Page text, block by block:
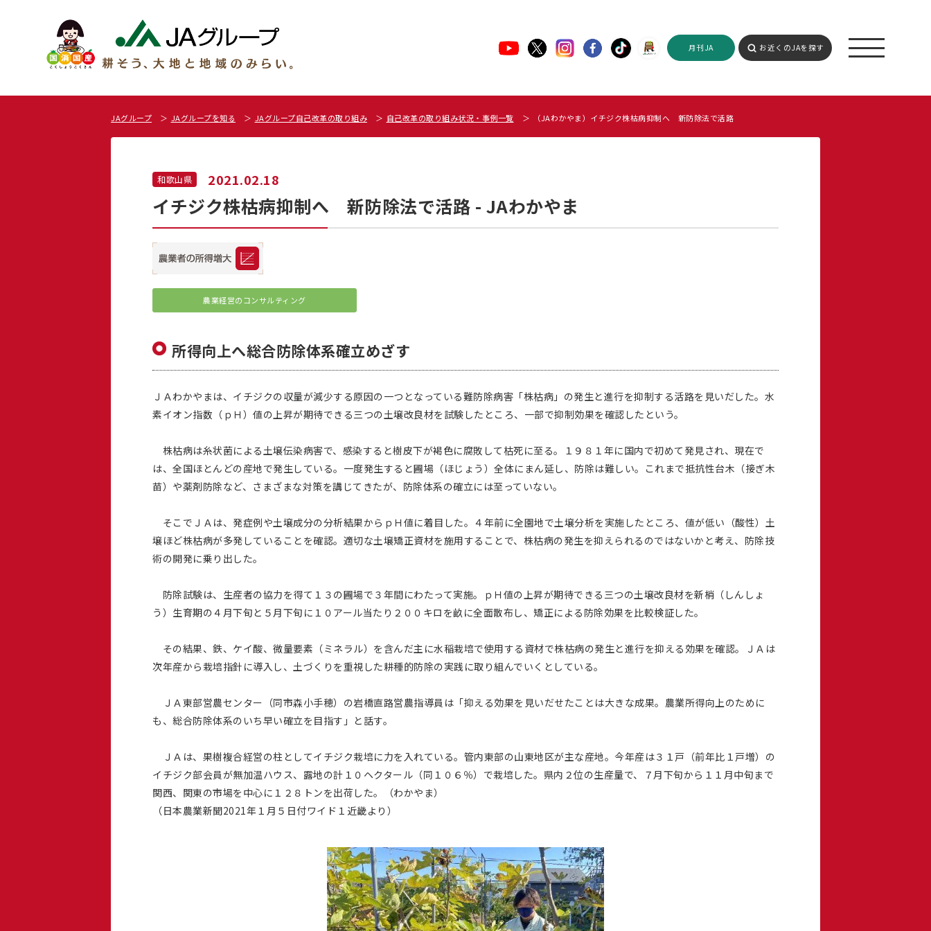
月刊JA お近くのJAを探す
JAグループ JAグループを知る JAグループ自己改革の取り組み 自己改革の取り組み状況・事例一覧 （JAわかやま）イチジク株枯病抑制へ 新防除法で活路
和歌山県 2021.02.18
イチジク株枯病抑制へ 新防除法で活路 - JAわかやま
農業経営のコンサルティング
所得向上へ総合防除体系確立めざす
ＪＡわかやまは、イチジクの収量が減少する原因の一つとなっている難防除病害「株枯病」の発生と進行を抑制する活路を見いだした。水
素イオン指数（ｐＨ）値の上昇が期待できる三つの土壌改良材を試験したところ、一部で抑制効果を確認したという。
株枯病は糸状菌による土壌伝染病害で、感染すると樹皮下が褐色に腐敗して枯死に至る。１９８１年に国内で初めて発見され、現在で
は、全国ほとんどの産地で発生している。一度発生すると圃場（ほじょう）全体にまん延し、防除は難しい。これまで抵抗性台木（接ぎ木
苗）や薬剤防除など、さまざまな対策を講じてきたが、防除体系の確立には至っていない。
そこでＪＡは、発症例や土壌成分の分析結果からｐＨ値に着目した。４年前に全園地で土壌分析を実施したところ、値が低い（酸性）土
壌ほど株枯病が多発していることを確認。適切な土壌矯正資材を施用することで、株枯病の発生を抑えられるのではないかと考え、防除技
術の開発に乗り出した。
防除試験は、生産者の協力を得て１３の圃場で３年間にわたって実施。ｐＨ値の上昇が期待できる三つの土壌改良材を新梢（しんしょ
う）生育期の４月下旬と５月下旬に１０アール当たり２００キロを畝に全面散布し、矯正による防除効果を比較検証した。
その結果、鉄、ケイ酸、微量要素（ミネラル）を含んだ主に水稲栽培で使用する資材で株枯病の発生と進行を抑える効果を確認。ＪＡは
次年産から栽培指針に導入し、土づくりを重視した耕種的防除の実践に取り組んでいくとしている。
ＪＡ東部営農センター（同市森小手穂）の岩橋直路営農指導員は「抑える効果を見いだせたことは大きな成果。農業所得向上のために
も、総合防除体系のいち早い確立を目指す」と話す。
ＪＡは、果樹複合経営の柱としてイチジク栽培に力を入れている。管内東部の山東地区が主な産地。今年産は３１戸（前年比１戸増）の
イチジク部会員が無加温ハウス、露地の計１０ヘクタール（同１０６％）で栽培した。県内２位の生産量で、７月下旬から１１月中旬まで
関西、関東の市場を中心に１２８トンを出荷した。（わかやま）
（日本農業新聞2021年１月５日付ワイド１近畿より）